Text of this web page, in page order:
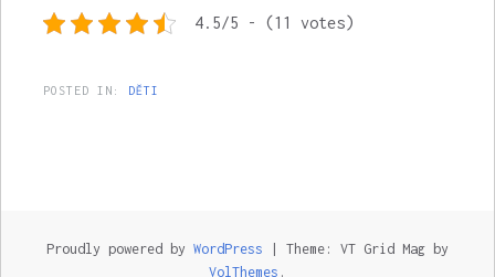
4.5/5 - (11 votes)
POSTED IN: DĚTI
Proudly powered by WordPress
Theme: VT Grid Mag by
VolThemes .